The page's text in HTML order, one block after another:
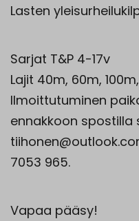
Lasten
Sarjat T&P 4-17v
Lajit 40m, 60m,
Ilmoittutuminen
ennakkoon
7053 965.
Vapaa pääsy!